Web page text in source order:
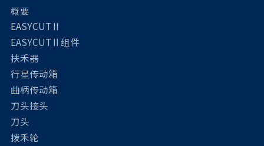
概要
EASYCUT II
EASYCUT II 组件
扶禾器
行星传动箱
曲柄传动箱
刀头接头
刀头
拨禾轮